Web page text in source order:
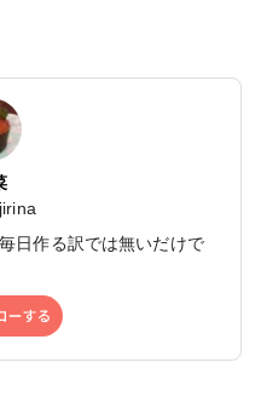
日作る訳では無いだけで